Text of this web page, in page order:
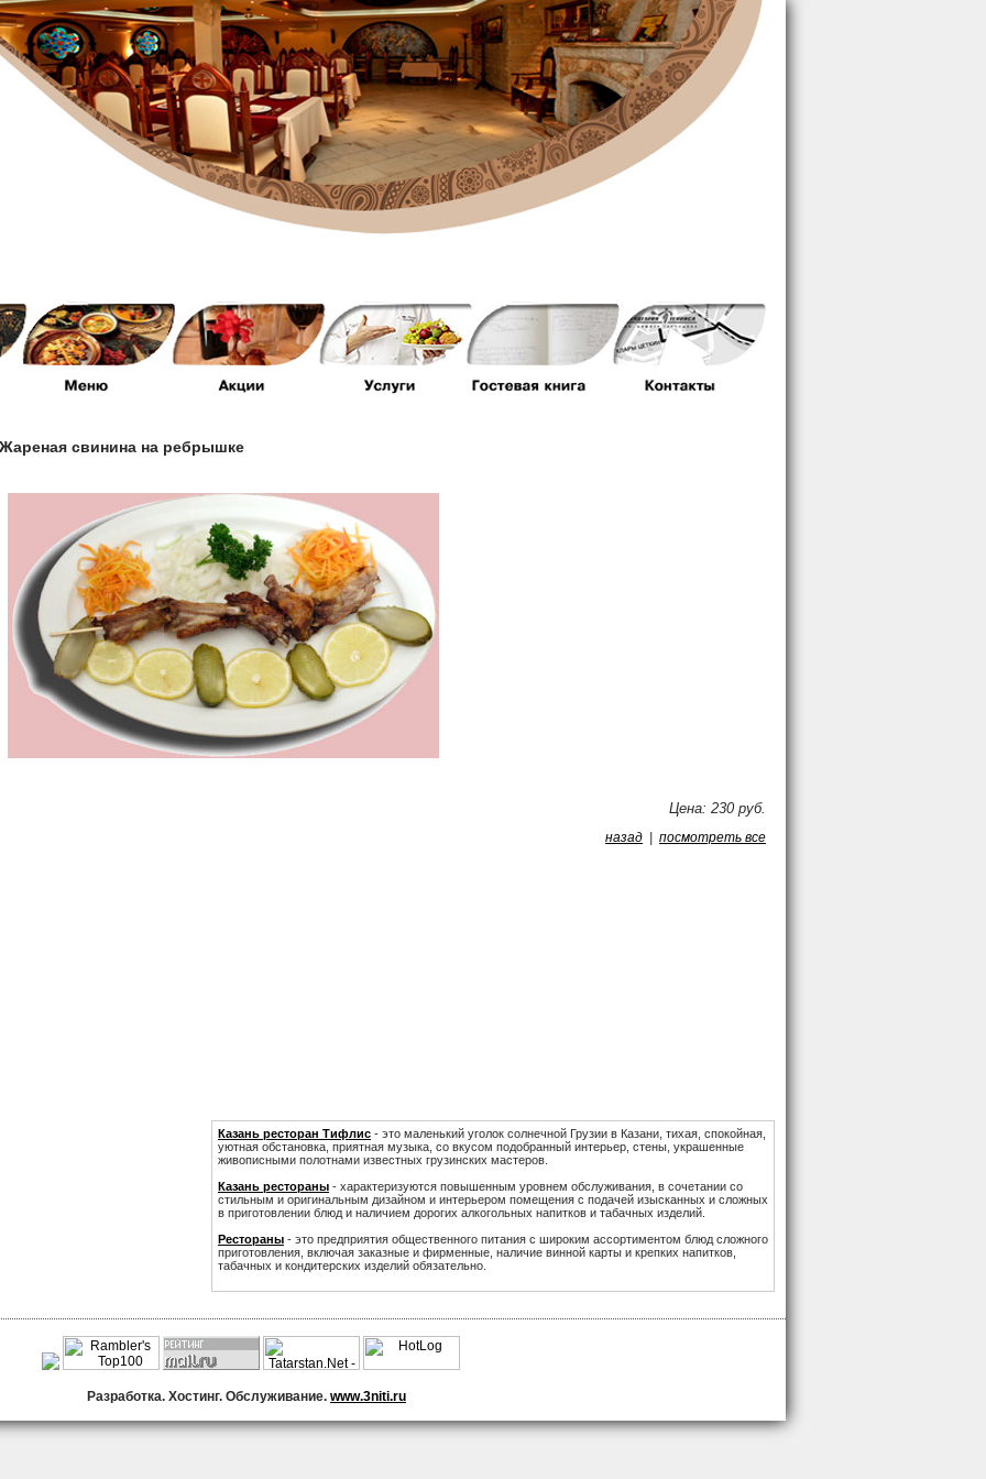
Жареная свинина на ребрышке
Цена: 230 руб.
назад посмотреть все
Казань ресторан Тифлис - это маленький уголок солнечной Грузии в Казани, тихая, спокойная,
уютная обстановка, приятная музыка, со вкусом подобранный интерьер, стены, украшенные
живописными полотнами известных грузинских мастеров.
Казань рестораны - характеризуются повышенным уровнем обслуживания, в сочетании со
стильным и оригинальным дизайном и интерьером помещения с подачей изысканных и сложных
в приготовлении блюд и наличием дорогих алкогольных напитков и табачных изделий.
Рестораны - это предприятия общественного питания с широким ассортиментом блюд сложного
приготовления, включая заказные и фирменные, наличие винной карты и крепких напитков,
табачных и кондитерских изделий обязательно.
Разработка. Хостинг. Обслуживание. www.3niti.ru